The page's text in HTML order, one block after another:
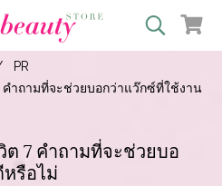
PR
ำถามที่จะช่วยบอกว่าแว๊กซ์ที่ใช้งาน
7 คำถามที่จะช่วยบอ
รือไม่